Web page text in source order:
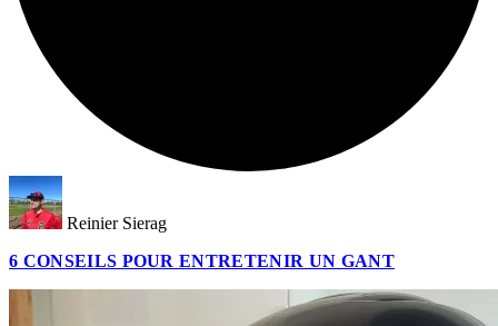
Reinier Sierag
6 CONSEILS POUR ENTRETENIR UN GANT